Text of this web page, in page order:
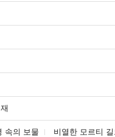
속의 보물 비열한 모르티 길